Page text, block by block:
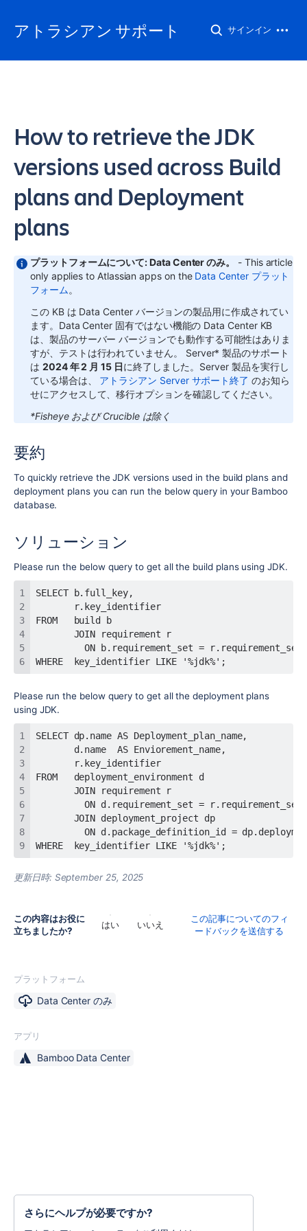
アトラシアン サポート サインイン
How to retrieve the JDK
versions used across Build
plans and Deployment
plans
プラットフォームについて: Data Center のみ。
- This article
only applies to Atlassian apps on the Data Center プラット
フォーム。
この KB は Data Center バージョンの製品用に作成されてい
ます。Data Center 固有ではない機能の Data Center KB
は、製品のサーバー バージョンでも動作する可能性はありま
すが、テストは行われていません。 Server* 製品のサポート
は 2024 年 2 月 15 日に終了しました。Server 製品を実行し
ている場合は、
アトラシアン Server サポート終了 のお知ら
せにアクセスして、移行オプションを確認してください。
*Fisheye および Crucible は除く
要約
To quickly retrieve the JDK versions used in the build plans and
deployment plans you can run the below query in your Bamboo
database.
ソリューション
Please run the below query to get all the build plans using JDK.
       r.key_identifier
WHERE  key_identifier LIKE '%jdk%';
Please run the below query to get all the deployment plans
using JDK.
r.key_identifier
JOIN deployment_project dp
WHERE  key_identifier LIKE '%jdk%';
更新日時: September 25, 2025
この内容はお役に
立ちましたか?
はい いいえ
この記事についてのフィ
ードバックを送信する
プラットフォーム
Data Center のみ
アプリ
Bamboo Data Center
さらにヘルプが必要ですか?